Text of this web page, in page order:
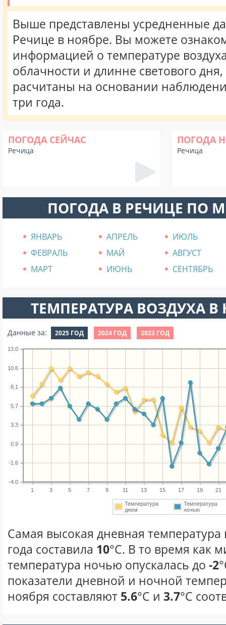
Выше представлены усредненные
Речице в ноябре. Вы можете
информацией о температуре
облачности и длинне светового
расчитаны на основании
три года.
ПОГОДА СЕЙЧАС
Речица
ПОГОДА
Речица
ПОГОДА В РЕЧИЦЕ ПО
ЯНВАРЬ АПРЕЛЬ
ИЮЛЬ
ФЕВРАЛЬ
МАЙ
АВГУСТ
МАРТ
ИЮНЬ СЕНТЯБРЬ
ТЕМПЕРАТУРА ВОЗДУХА В
Данные за: 2025 ГОД 2024 ГОД 2023 ГОД
1 3 5 7 9 11 13 15 17 19 21
-4.0
-1.6
0.9
3.3
5.7
8.1
10.6
13.0
Температура
днем
Температура
ночью
Самая высокая дневная температура
года составила 10°С. В то время как
температура ночью опускалась до -2
показатели дневной и ночной
ноября составляют 5.6°С и 3.7°С